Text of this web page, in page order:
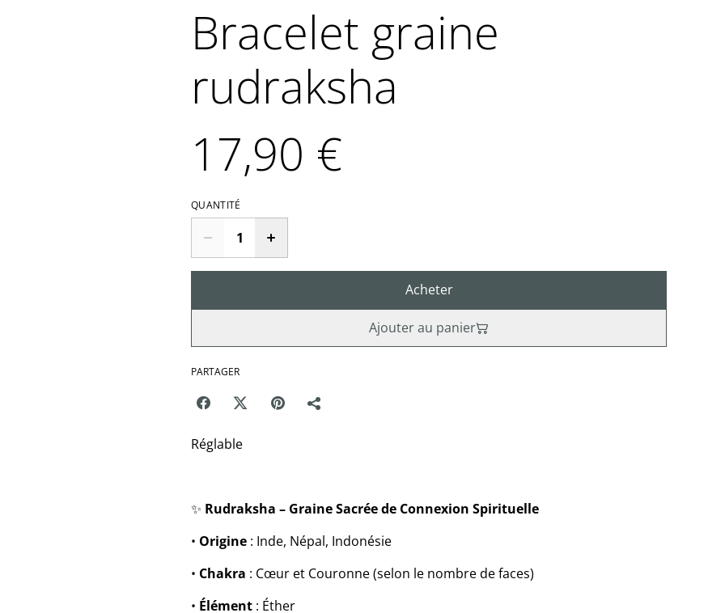
Bracelet graine
rudraksha
17,90 €
QUANTITÉ
Acheter
Ajouter au panier
PARTAGER
Réglable
✨ Rudraksha – Graine Sacrée de Connexion Spirituelle
• Origine : Inde, Népal, Indonésie
• Chakra : Cœur et Couronne (selon le nombre de faces)
• Élément : Éther